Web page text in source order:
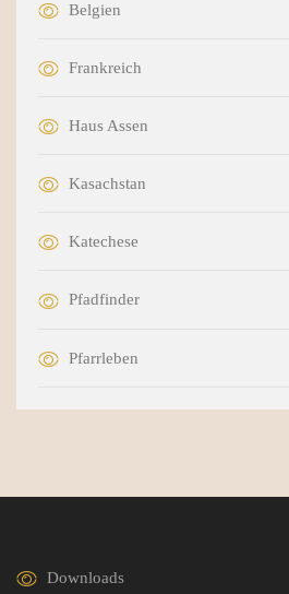
Belgien
Frankreich
Haus Assen
Kasachstan
Katechese
Pfadfinder
Pfarrleben
Downloads